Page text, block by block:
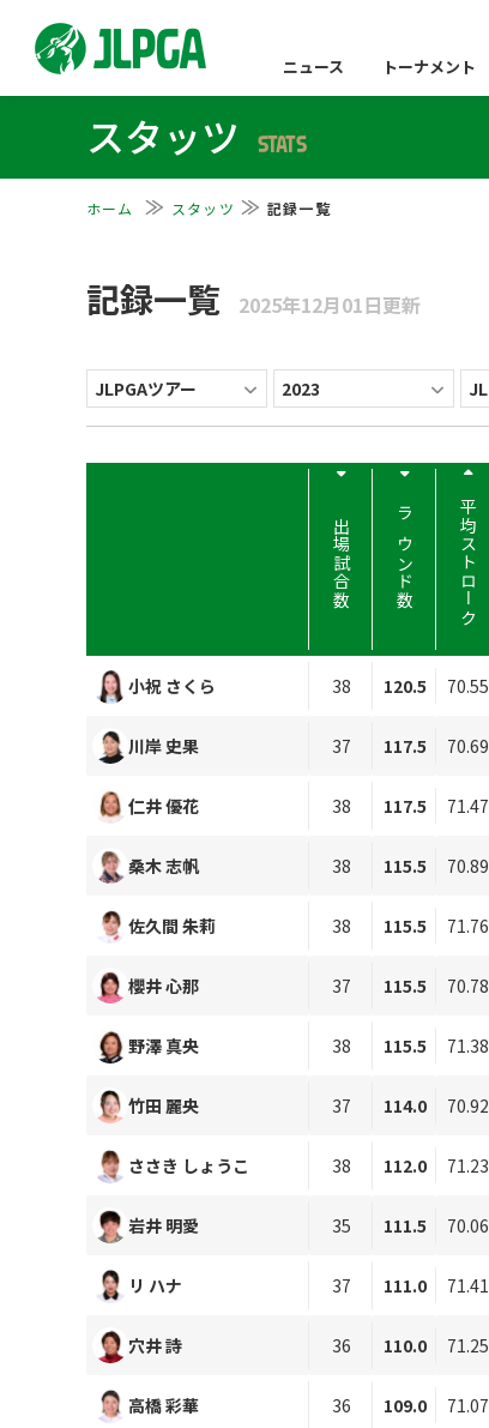
ニュース トーナメント
スタッツ STATS
ホーム スタッツ 記録一覧
記録一覧 2025年12月01日更新
出場試合数 ラウンド数 平均ストローク
小祝 さくら 38 120.5 70.55
川岸 史果 37 117.5 70.69
仁井 優花 38 117.5 71.47
桑木 志帆 38 115.5 70.89
佐久間 朱莉 38 115.5 71.76
櫻井 心那 37 115.5 70.78
野澤 真央 38 115.5 71.38
竹田 麗央 37 114.0 70.92
ささき しょうこ 38 112.0 71.23
岩井 明愛 35 111.5 70.06
リ ハナ 37 111.0 71.41
穴井 詩 36 110.0 71.25
高橋 彩華 36 109.0 71.07